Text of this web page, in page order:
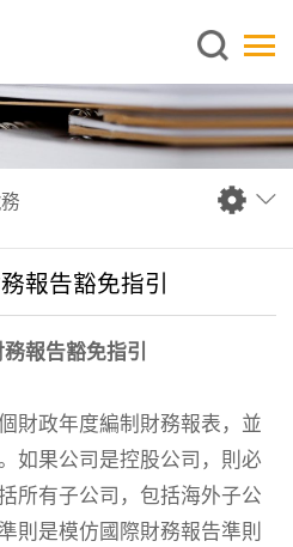
中文
於啓源
務範圍
中心
版刊物
見問題
聯絡我們
報告豁免指引
報告豁免指引
財政年度編制財務報表，並
如果公司是控股公司，則必
所有子公司，包括海外子公
則是模仿國際財務報告準則